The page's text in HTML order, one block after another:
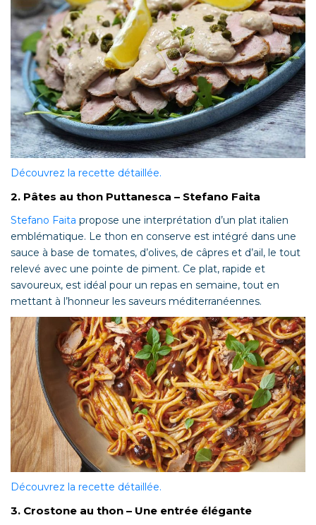
Découvrez la recette détaillée.
2. Pâtes au thon Puttanesca – Stefano Faita
Stefano Faita propose une interprétation d’un plat italien
emblématique. Le thon en conserve est intégré dans une
sauce à base de tomates, d’olives, de câpres et d’ail, le tout
relevé avec une pointe de piment. Ce plat, rapide et
savoureux, est idéal pour un repas en semaine, tout en
mettant à l’honneur les saveurs méditerranéennes.
Découvrez la recette détaillée.
3. Crostone au thon – Une entrée élégante